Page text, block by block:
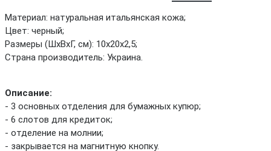
Материал: натуральная итальянская кожа;
Цвет: черный;
Размеры (ШхВхГ, см): 10х20х2,5;
Страна производитель: Украина.
Описание:
- 3 основных отделения для бумажных купюр;
- 6 слотов для кредиток;
- отделение на молнии;
- закрывается на магнитную кнопку.